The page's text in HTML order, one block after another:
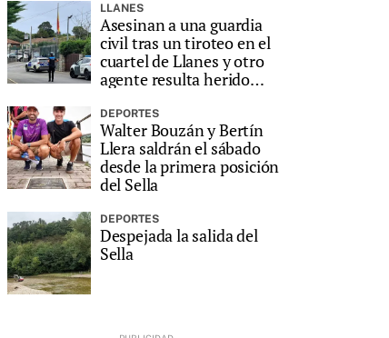
LLANES
Asesinan a una guardia
civil tras un tiroteo en el
cuartel de Llanes y otro
agente resulta herido
DEPORTES
Walter Bouzán y Bertín
Llera saldrán el sábado
desde la primera posición
del Sella
DEPORTES
Despejada la salida del
Sella